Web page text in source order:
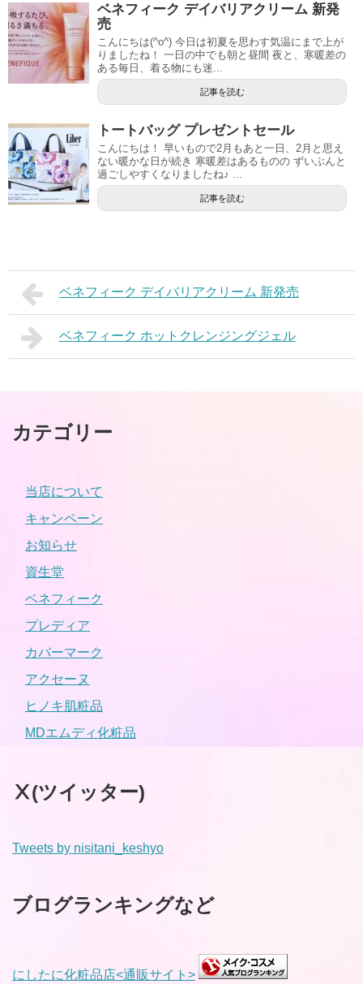
ベネフィーク デイバリアクリーム 新発
売
こんにちは(^o^) 今日は初夏を思わす気温にまで上が
りましたね！ 一日の中でも朝と昼間 夜と、寒暖差の
ある毎日、着る物にも迷...
記事を読む
トートバッグ プレゼントセール
こんにちは！ 早いもので2月もあと一日、2月と思え
ない暖かな日が続き 寒暖差はあるものの ずいぶんと
過ごしやすくなりましたね♪ ...
記事を読む
ベネフィーク デイバリアクリーム 新発売
ベネフィーク ホットクレンジングジェル
カテゴリー
当店について
キャンペーン
お知らせ
資生堂
ベネフィーク
プレディア
カバーマーク
アクセーヌ
ヒノキ肌粧品
MDエムディ化粧品
Ⅹ(ツイッター)
Tweets by nisitani_keshyo
ブログランキングなど
にしたに化粧品店<通販サイト>